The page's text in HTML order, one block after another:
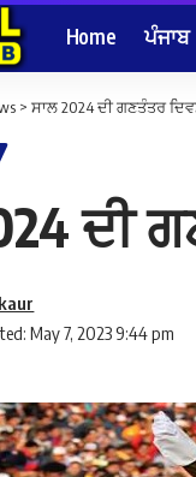
Home ਪੰਜਾਬ
> ਸਾਲ 2024 ਦੀ ਗਣਤੰਤਰ
ਦੀ
May 7, 2023 9:44 pm